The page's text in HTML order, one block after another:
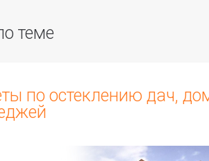
теме
по остеклению дач,